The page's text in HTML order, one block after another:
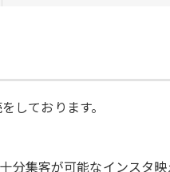
しております。
集客が可能なインスタ映